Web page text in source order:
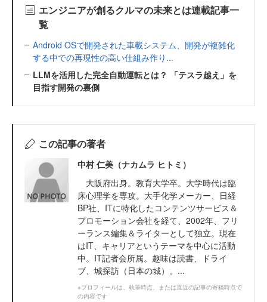
エンジニアが創るクルマの未来とは連載記事一
覧
Android OSで開発された車載システム、開発が複雑化
する中での再現性の高い仕組み作り...
LLMを活用した完全自動運転とは？ 「テスラ越え」を
目指す開発の裏側
この記事の著者
中村 仁美（ナカムラ ヒトミ）
大阪府出身。教育大学卒。大学時代は臨
床心理学を専攻。大手化学メーカー、日経
BP社、ITに特化したコンテンツサービス＆
プロモーション会社を経て、2002年、フリ
ーランス編集＆ライターとして独立。現在
はIT、キャリアというテーマを中心に活動
中。IT記者会所属。趣味は読書、ドライ
ブ、城探訪（日本の城）。...
※プロフィールは、執筆時点、または直近の記事の寄稿時点で
の内容です